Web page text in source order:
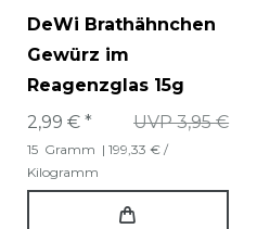
DeWi Brathähnchen
Gewürz im
Reagenzglas 15g
UVP 3,95 €
2,99 € *
15 Gramm | 199,33 € /
Kilogramm